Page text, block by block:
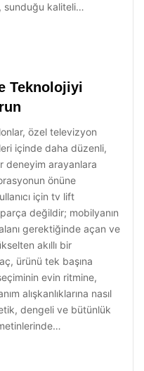
sunduğu kaliteli…
Teknolojiyi
özel televizyon
içinde daha düzenli,
deneyim arayanlara
önüne
için tv lift
değildir; mobilyanın
gerektiğinde açan ve
akıllı bir
ürünü tek başına
evin ritmine,
alışkanlıklarına nasıl
dengeli ve bütünlük